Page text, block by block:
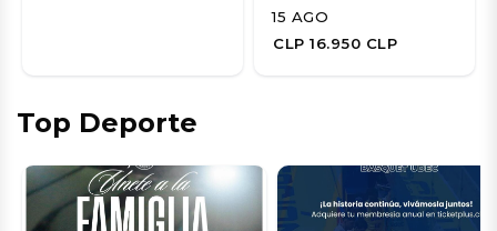
15 AGO
CLP 16.950 CLP
Top Deporte